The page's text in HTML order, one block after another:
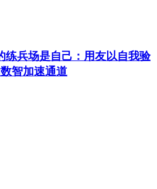
练兵场是自己：用友以自我验
智加速通道